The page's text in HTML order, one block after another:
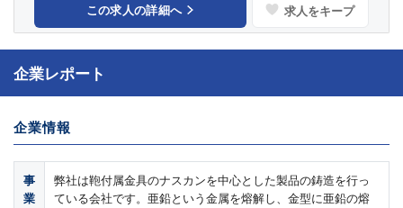
企業レポート
企業情報
事
業
弊社は鞄付属金具のナスカンを中心とした製品の鋳造を行っ
ている会社です。亜鉛という金属を熔解し、金型に亜鉛の熔
この求人の詳細へ 求人をキープ